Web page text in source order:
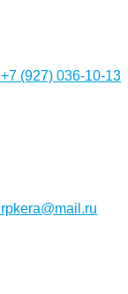
+7 (927) 036-10-13
rpkera@mail.ru